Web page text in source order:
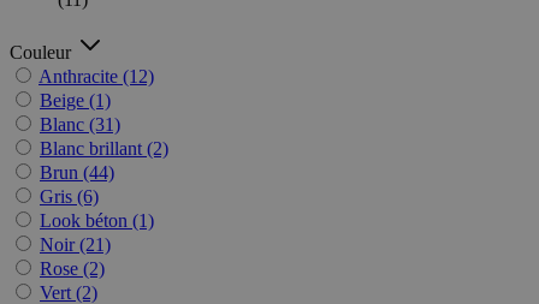
Couleur
Anthracite (12)
Beige (1)
Blanc (31)
Blanc brillant (2)
Brun (44)
Gris (6)
Look béton (1)
Noir (21)
Rose (2)
Vert (2)